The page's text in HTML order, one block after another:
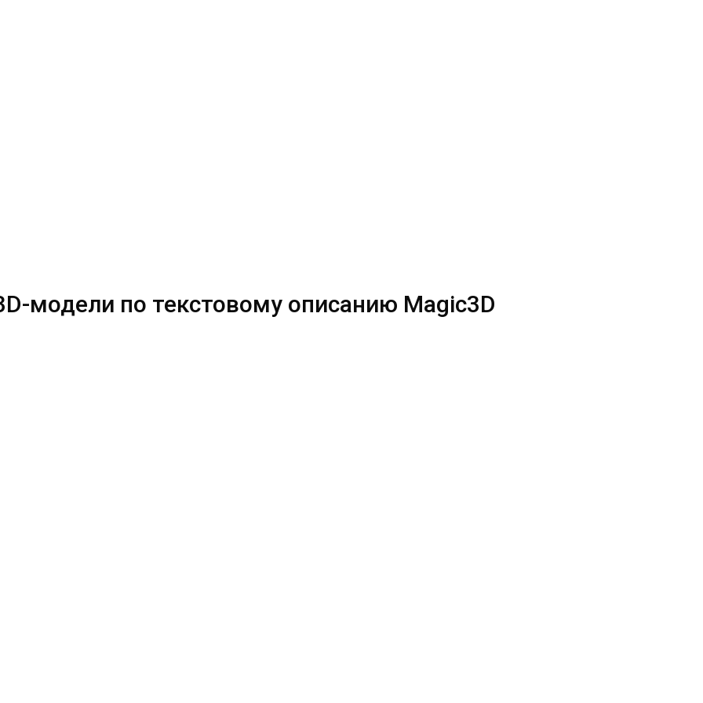
модели по текстовому описанию Magic3D